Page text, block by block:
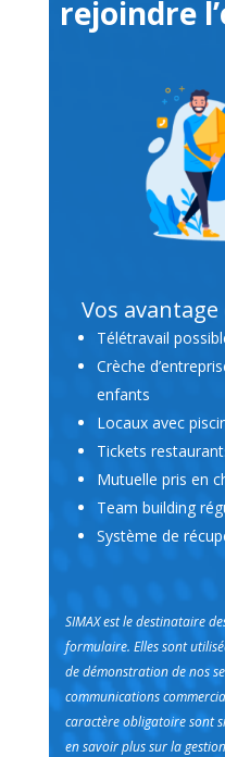
rejoindre
Vos avantage
Télétravail
Crèche
enfants
Locaux avec
Tickets
Mutuelle pris en
Team building
Système de
SIMAX est le destinataire
formulaire. Elles sont
de démonstration de nos
communications
caractère obligatoire sont
en savoir plus sur la